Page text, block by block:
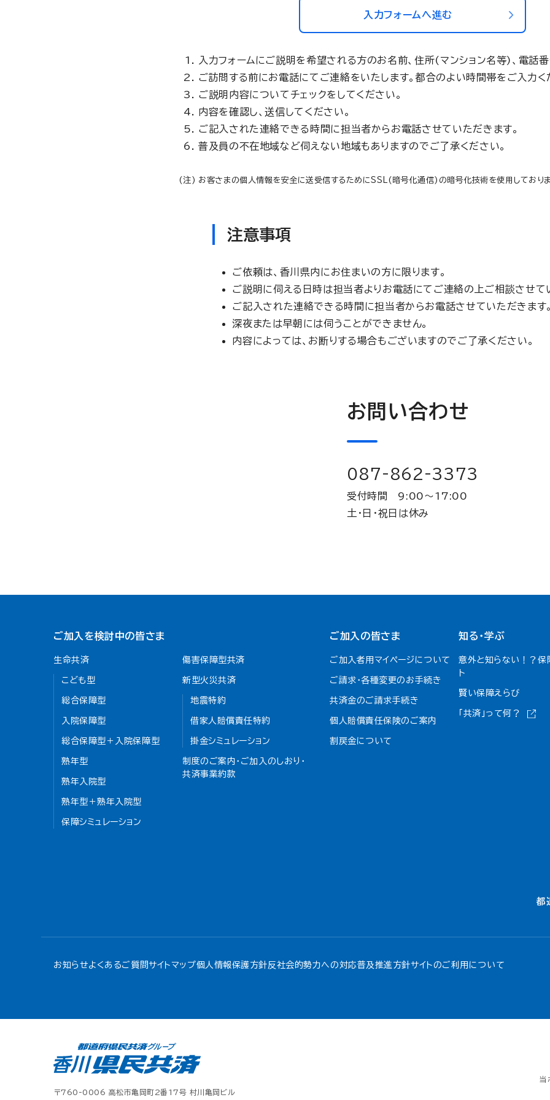
入力フォームへ進む
入力フォームにご説明を希望される方のお名前、住所(マンション名等)、電話
ご訪問する前にお電話にてご連絡をいたします。都合のよい時間帯をご入力く
ご説明内容についてチェックをしてください。
内容を確認し、送信してください。
ご記入された連絡できる時間に担当者からお電話させていただきます。
普及員の不在地域など伺えない地域もありますのでご了承ください。
お客さまの個人情報を安全に送受信するためにSSL(暗号化通信)の暗号化技術を使用しておりま
注意事項
ご依頼は、香川県内にお住まいの方に限ります。
ご説明に伺える日時は担当者よりお電話にてご連絡の上ご相談させて
ご記入された連絡できる時間に担当者からお電話させていただきます。
深夜または早朝には伺うことができません。
内容によっては、お断りする場合もございますのでご了承ください。
お問い合わせ
087-862-3373
受付時間 9:00～17:00
土・日・祝日は休み
ご加入を検討中の皆さま
生命共済
こども型
総合保障型
入院保障型
総合保障型＋入院保障型
熟年型
熟年入院型
熟年型＋熟年入院型
保障シミュレーション
傷害保障型共済
新型火災共済
地震特約
借家人賠償責任特約
掛金シミュレーション
制度のご案内・ご加入のしおり・
共済事業約款
ご加入の皆さま
ご加入者用マイページについて
ご請求・各種変更のお手続き
共済金のご請求手続き
個人賠償責任保険のご案内
割戻金について​
知る・学ぶ
意外と知らない！？保
ト
賢い保障えらび
「共済」って何？
都
お知らせよくあるご質問サイトマップ個人情報保護方針反社会的勢力への対応普及推進方針サイトのご利用について
〒760-0006 高松市亀岡町2番17号 村川亀岡ビル
当